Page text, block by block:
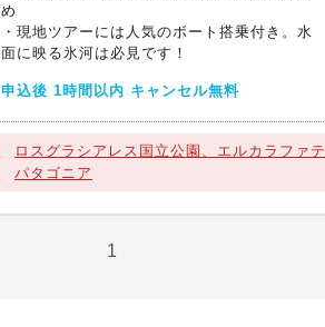
め
・現地ツアーには人気のボート搭乗付き。水
面に映る氷河は必見です！
申込後 1時間以内 キャンセル無料
ロスグラシアレス国立公園、エルカラファテ
パタゴニア
1